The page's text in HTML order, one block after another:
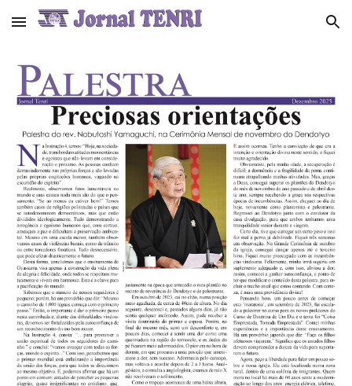
Skip to main content Skip to navigation